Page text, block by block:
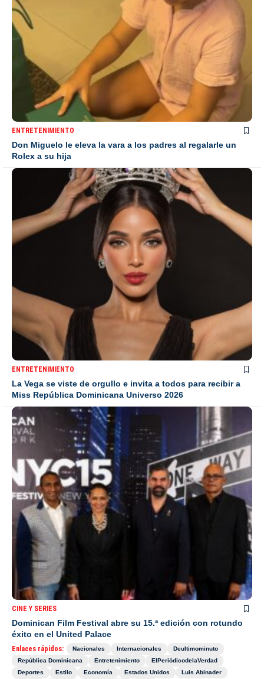
ENTRETENIMIENTO
Don Miguelo le eleva la vara a los padres al regalarle un
Rolex a su hija
ENTRETENIMIENTO
La Vega se viste de orgullo e invita a todos para recibir a
Miss República Dominicana Universo 2026
CINE Y SERIES
Dominican Film Festival abre su 15.ª edición con rotundo
éxito en el United Palace
Enlaces rápidos: Nacionales Internacionales
Deultimominuto
República Dominicana
Entretenimiento
ElPeriódicodelaVerdad
Deportes
Estilo Economía Estados Unidos
Luis Abinader